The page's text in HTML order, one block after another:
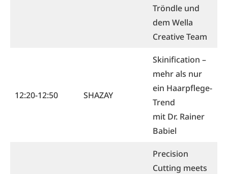
Tröndle und
dem Wella
Creative Team
12:20-12:50 SHAZAY
Skinification –
mehr als nur
ein Haarpflege-
Trend
mit Dr. Rainer
Babiel
Precision
Cutting meets